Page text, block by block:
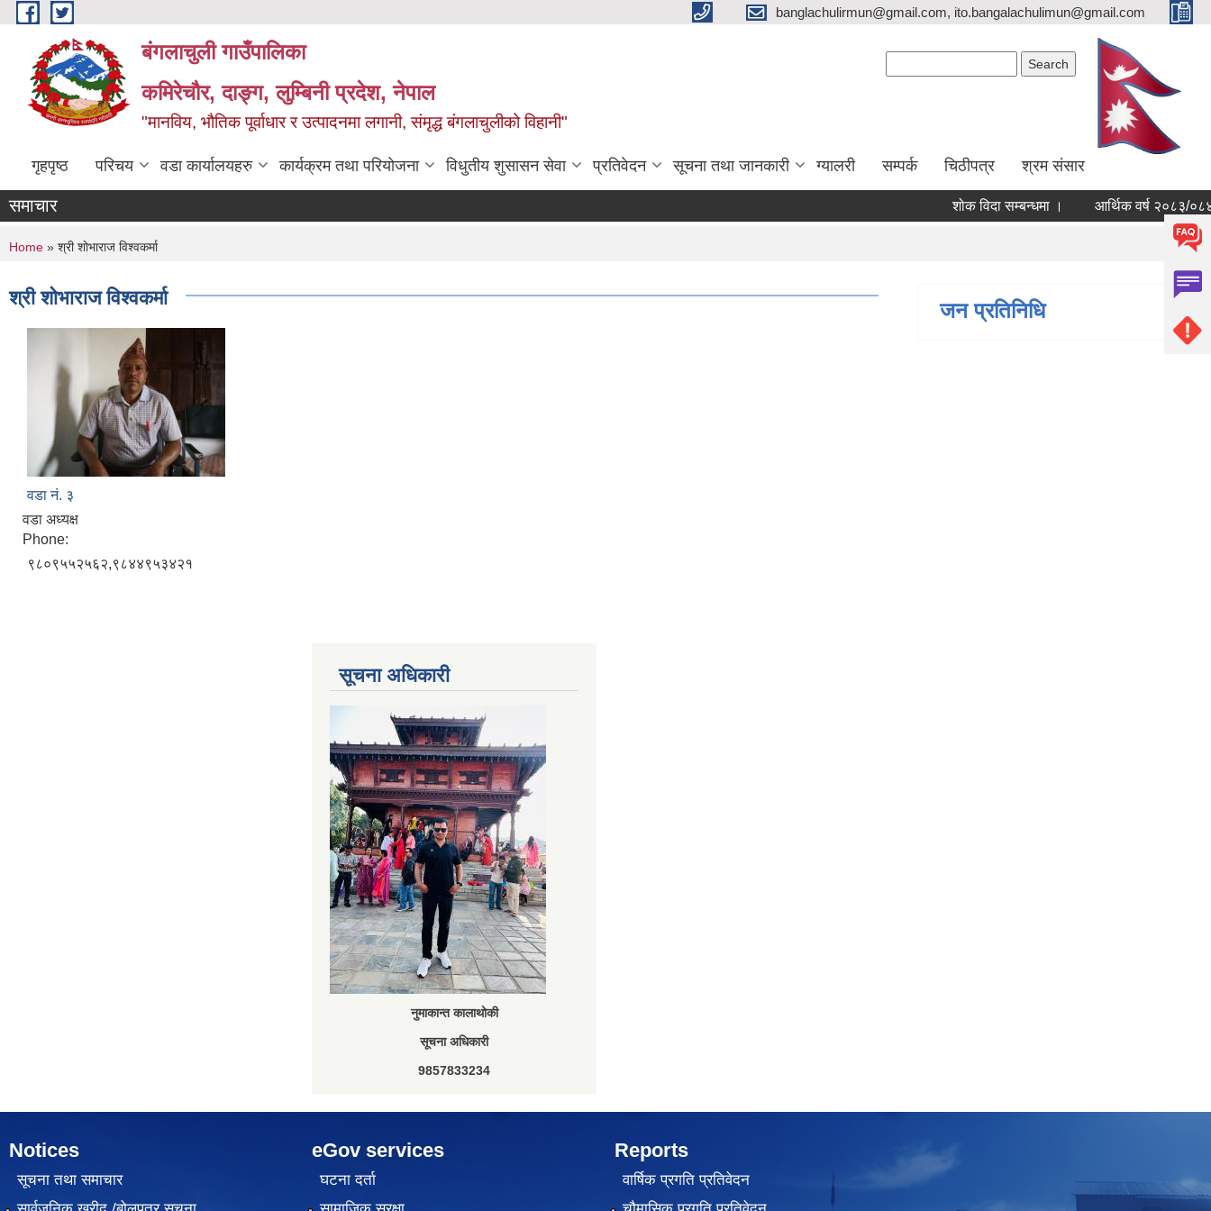
Skip to main content banglachulirmun@gmail.com, ito.bangalachulimun@gmail.com
बंगलाचुली गाउँपालिका
कमिरेचौर, दाङ्ग, लुम्बिनी प्रदेश, नेपाल
"मानविय, भौतिक पूर्वाधार र उत्पादनमा लगानी, संमृद्ध बंगलाचुलीको विहानी"
गृहपृष्ठ परिचय वडा कार्यालयहरु कार्यक्रम तथा परियोजना विधुतीय शुसासन सेवा प्रतिवेदन सूचना तथा जानकारी ग्यालरी सम्पर्क चिठीपत्र श्रम संसार
समाचार शोक विदा सम्बन्धमा । आर्थिक वर्ष २०८३/०८४
You are here
Home » श्री शोभाराज विश्वकर्मा
श्री शोभाराज विश्वकर्मा
वडा नं. ३
वडा अध्यक्ष
Phone:
९८०९५५२५६२,९८४४९५३४२१
जन प्रतिनिधि
सूचना अधिकारी
नुमाकान्त कालाथोकी
सूचना अधिकारी
9857833234
Notices
सूचना तथा समाचार
eGov services
घटना दर्ता
Reports
वार्षिक प्रगति प्रतिवेदन